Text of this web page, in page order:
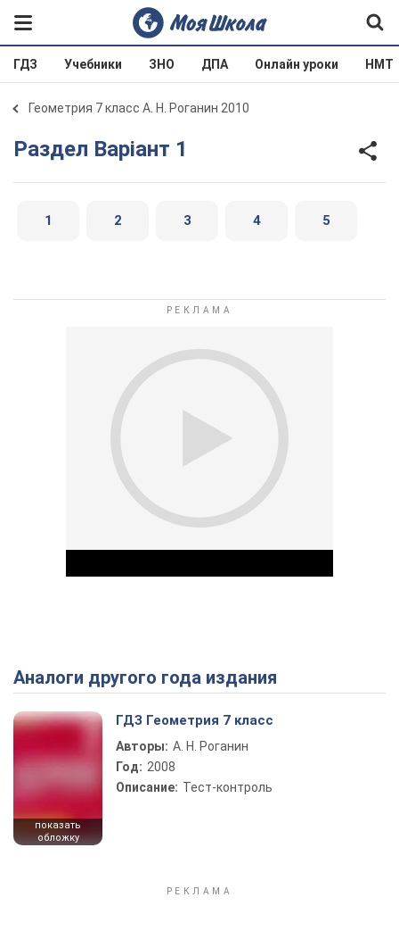
ГДЗ Учебники ЗНО ДПА Онлайн уроки НМТ
Геометрия 7 класс А. Н. Роганин 2010
Раздел Варіант 1
1 2 3 4 5
Play Video
Аналоги другого года издания
показать
обложку
ГДЗ Геометрия 7 класс
Авторы: А. Н. Роганин
Год: 2008
Описание: Тест-контроль